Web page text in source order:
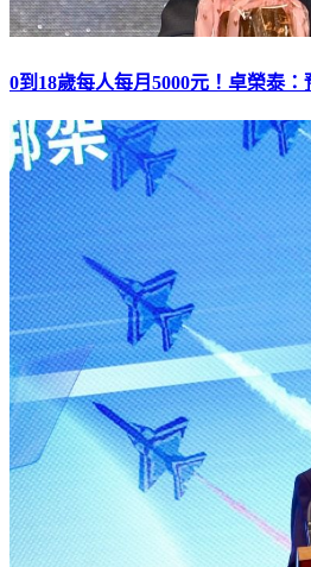
0到18歲每人每月5000元！卓榮泰